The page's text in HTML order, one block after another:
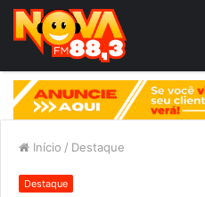
Início / Destaque
Destaque